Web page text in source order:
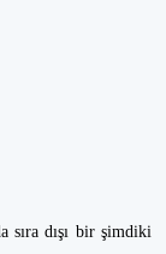
sıra dışı bir şimdiki